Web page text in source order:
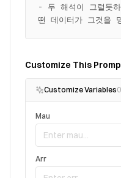
- 두 해석이 그럴듯
떤 데이터가 그것을
Customize This
Customize Variables0
Mau
Arr